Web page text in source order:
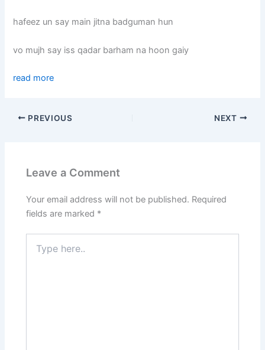
hafeez un say main jitna badguman hun
vo mujh say iss qadar barham na hoon gaiy
read more
PREVIOUS NEXT
Leave a Comment
Your email address will not be published. Required
fields are marked *
here..